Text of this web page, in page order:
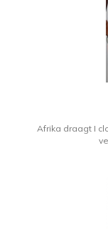
Afrika draagt I